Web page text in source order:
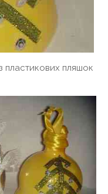
з пластикових пляшок